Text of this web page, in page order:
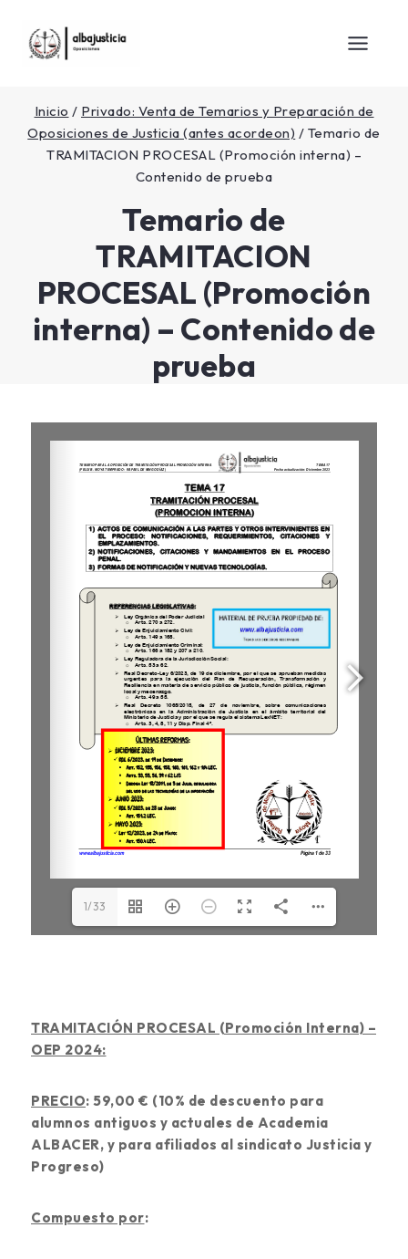
Inicio / Privado: Venta de Temarios y Preparación de
Oposiciones de Justicia (antes acordeon) / Temario de
TRAMITACION PROCESAL (Promoción interna) –
Contenido de prueba
Temario de
TRAMITACION
PROCESAL (Promoción
interna) – Contenido de
prueba
1/33
TRAMITACIÓN PROCESAL (Promoción Interna) –
OEP 2024:
PRECIO: 59,00 € (10% de descuento para
alumnos antiguos y actuales de Academia
ALBACER, y para afiliados al sindicato Justicia y
Progreso)
Compuesto por: